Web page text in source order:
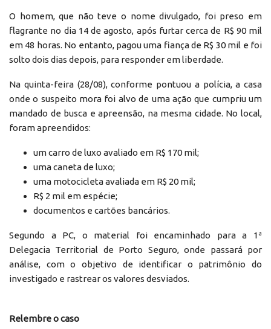
O homem, que não teve o nome divulgado, foi preso em
flagrante no dia 14 de agosto, após furtar cerca de R$ 90 mil
em 48 horas. No entanto, pagou uma fiança de R$ 30 mil e foi
solto dois dias depois, para responder em liberdade.
Na quinta-feira (28/08), conforme pontuou a polícia, a casa
onde o suspeito mora foi alvo de uma ação que cumpriu um
mandado de busca e apreensão, na mesma cidade. No local,
foram apreendidos:
um carro de luxo avaliado em R$ 170 mil;
uma caneta de luxo;
uma motocicleta avaliada em R$ 20 mil;
R$ 2 mil em espécie;
documentos e cartões bancários.
Segundo a PC, o material foi encaminhado para a 1ª
Delegacia Territorial de Porto Seguro, onde passará por
análise, com o objetivo de identificar o patrimônio do
investigado e rastrear os valores desviados.
Relembre o caso